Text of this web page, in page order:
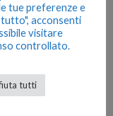
ONLINE IN
tue preferenze e
acconsenti
visitare
controllato.
tutti